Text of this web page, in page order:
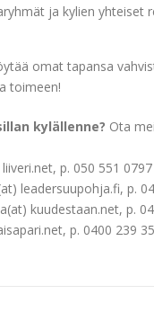
ja kylien
omat tapansa
toimeen!
kylällenne? Ota
p. 050 551 0797
leadersuupohja.fi, p.
kuudestaan.net, p.
p. 0400 239